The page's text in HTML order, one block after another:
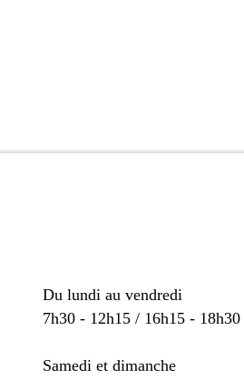
Du lundi au vendredi
7h30 - 12h15 / 16h15 - 18h30
Samedi et dimanche